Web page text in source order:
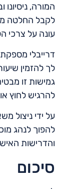
המורה,
לקבל החלטה
עונה על צרכי
דרייבלי
לך להזמין
גמישות זו
להרגיש לחוץ
על ידי ניצול
להפוך לנהג
והדרישות
סיכום